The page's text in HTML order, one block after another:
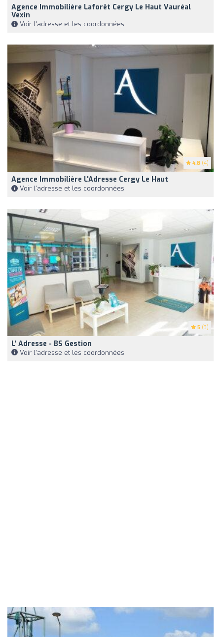
Agence Immobilière Laforêt Cergy Le Haut Vauréal
Vexin
Voir l'adresse et les coordonnées
4.8 (4)
Agence Immobilière L'Adresse Cergy Le Haut
Voir l'adresse et les coordonnées
5 (3)
L' Adresse - BS Gestion
Voir l'adresse et les coordonnées